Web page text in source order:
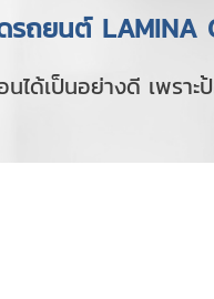
ถยนต์ LAMINA
นได้เป็นอย่างดี เพรา